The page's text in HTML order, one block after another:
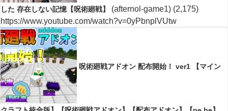
した 存在しない記憶【呪術廻戦】 (afternol-game1) (2,175)
https://www.youtube.com/watch?v=0yPbnplVUtw
呪術廻戦アドオン 配布開始！ ver1 【マイン